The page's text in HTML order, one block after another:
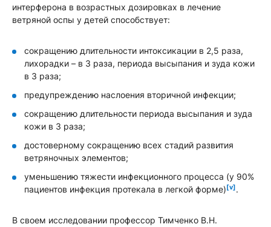
интерферона в возрастных дозировках в лечение
ветряной оспы у детей способствует:
сокращению длительности интоксикации в 2,5 раза,
лихорадки – в 3 раза, периода высыпания и зуда кожи
в 3 раза;
предупреждению наслоения вторичной инфекции;
сокращению длительности периода высыпания и зуда
кожи в 3 раза;
достоверному сокращению всех стадий развития
ветряночных элементов;
уменьшению тяжести инфекционного процесса (у 90%
пациентов инфекция протекала в легкой форме)[v].
В своем исследовании профессор Тимченко В.Н.